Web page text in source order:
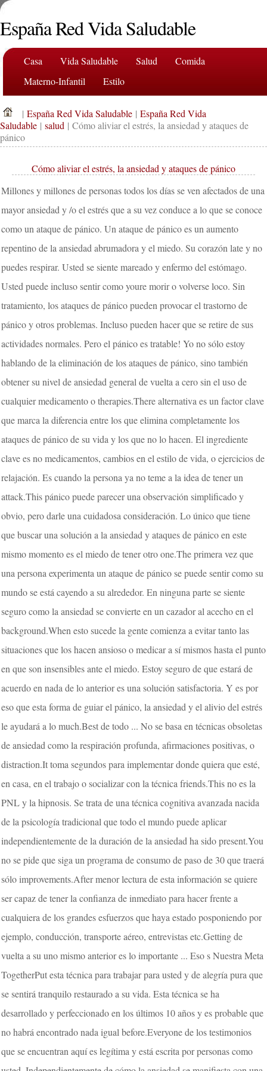
España Red Vida Saludable
Casa Vida Saludable Salud
Comida
Materno-Infantil
Estilo
| España Red Vida Saludable | España Red Vida
Saludable | salud | Cómo aliviar el estrés, la ansiedad y ataques de
pánico
Cómo aliviar el estrés, la ansiedad y ataques de pánico
Millones y millones de personas todos los días se ven afectados de una
mayor ansiedad y /o el estrés que a su vez conduce a lo que se conoce
como un ataque de pánico. Un ataque de pánico es un aumento
repentino de la ansiedad abrumadora y el miedo. Su corazón late y no
puedes respirar. Usted se siente mareado y enfermo del estómago.
Usted puede incluso sentir como youre morir o volverse loco. Sin
tratamiento, los ataques de pánico pueden provocar el trastorno de
pánico y otros problemas. Incluso pueden hacer que se retire de sus
actividades normales. Pero el pánico es tratable! Yo no sólo estoy
hablando de la eliminación de los ataques de pánico, sino también
obtener su nivel de ansiedad general de vuelta a cero sin el uso de
cualquier medicamento o therapies.There alternativa es un factor clave
que marca la diferencia entre los que elimina completamente los
ataques de pánico de su vida y los que no lo hacen. El ingrediente
clave es no medicamentos, cambios en el estilo de vida, o ejercicios de
relajación. Es cuando la persona ya no teme a la idea de tener un
attack.This pánico puede parecer una observación simplificado y
obvio, pero darle una cuidadosa consideración. Lo único que tiene
que buscar una solución a la ansiedad y ataques de pánico en este
mismo momento es el miedo de tener otro one.The primera vez que
una persona experimenta un ataque de pánico se puede sentir como su
mundo se está cayendo a su alrededor. En ninguna parte se siente
seguro como la ansiedad se convierte en un cazador al acecho en el
background.When esto sucede la gente comienza a evitar tanto las
situaciones que los hacen ansioso o medicar a sí mismos hasta el punto
en que son insensibles ante el miedo. Estoy seguro de que estará de
acuerdo en nada de lo anterior es una solución satisfactoria. Y es por
eso que esta forma de guiar el pánico, la ansiedad y el alivio del estrés
le ayudará a lo much.Best de todo ... No se basa en técnicas obsoletas
de ansiedad como la respiración profunda, afirmaciones positivas, o
distraction.It toma segundos para implementar donde quiera que esté,
en casa, en el trabajo o socializar con la técnica friends.This no es la
PNL y la hipnosis. Se trata de una técnica cognitiva avanzada nacida
de la psicología tradicional que todo el mundo puede aplicar
independientemente de la duración de la ansiedad ha sido present.You
no se pide que siga un programa de consumo de paso de 30 que traerá
sólo improvements.After menor lectura de esta información se quiere
ser capaz de tener la confianza de inmediato para hacer frente a
cualquiera de los grandes esfuerzos que haya estado posponiendo por
ejemplo, conducción, transporte aéreo, entrevistas etc.Getting de
vuelta a su uno mismo anterior es lo importante ... Eso s Nuestra Meta
TogetherPut esta técnica para trabajar para usted y de alegría pura que
se sentirá tranquilo restaurado a su vida. Esta técnica se ha
desarrollado y perfeccionado en los últimos 10 años y es probable que
no habrá encontrado nada igual before.Everyone de los testimonios
que se encuentran aquí es legítima y está escrita por personas como